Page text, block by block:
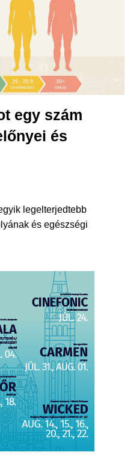
egy szám
és
legelterjedtebb
és egészségi